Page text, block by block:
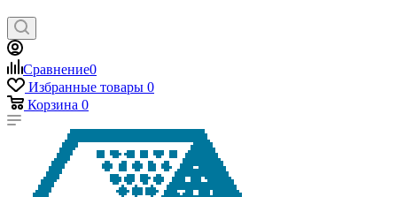
Сравнение0
Избранные товары 0
Корзина 0